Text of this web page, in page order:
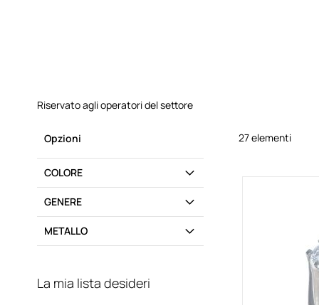
Riservato agli operatori del settore
27elementi
Opzioni
COLORE
GENERE
METALLO
La mia lista desideri